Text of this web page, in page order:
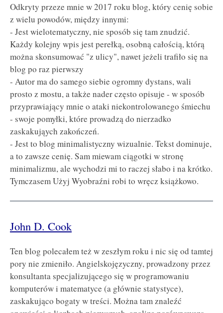
Odkryty przeze mnie w 2017 roku blog, który cenię sobie
z wielu powodów, między innymi:
- Jest wielotematyczny, nie sposób się tam znudzić.
Każdy kolejny wpis jest perełką, osobną całością, którą
można skonsumować "z ulicy", nawet jeżeli trafiło się na
blog po raz pierwszy
- Autor ma do samego siebie ogromny dystans, wali
prosto z mostu, a także nader często opisuje - w sposób
przyprawiający mnie o ataki niekontrolowanego śmiechu
- swoje pomyłki, które prowadzą do nierzadko
zaskakująych zakończeń.
- Jest to blog minimalistyczny wizualnie. Tekst dominuje,
a to zawsze cenię. Sam miewam ciągotki w stronę
minimalizmu, ale wychodzi mi to raczej słabo i na krótko.
Tymczasem Użyj Wyobraźni robi to wręcz książkowo.
John D. Cook
Ten blog polecałem też w zeszłym roku i nic się od tamtej
pory nie zmieniło. Angielskojęzyczny, prowadzony przez
konsultanta specjalizującego się w programowaniu
komputerów i matematyce (a głównie statystyce),
zaskakująco bogaty w treści. Można tam znaleźć